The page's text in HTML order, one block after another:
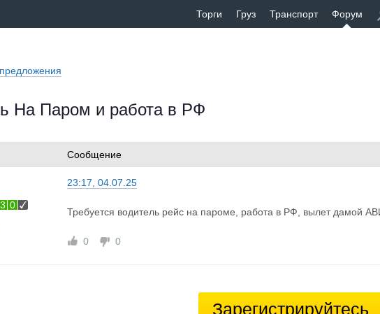
Торги Груз Транспорт Форум
На Паром и работа в РФ
Сообщение
3 0
23:17, 04.07.25
Требуется водитель рейс на пароме, работа в РФ, вылет дамой
0 0
Зарегистрируйтесь